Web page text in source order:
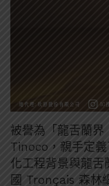
被譽為「龍舌蘭
Tinoco，親手定
化工程背景與龍舌
國 Tronçais 森林